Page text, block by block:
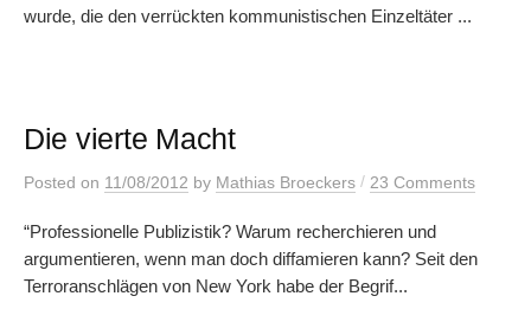
wurde, die den verrückten kommunistischen Einzeltäter ...
Die vierte Macht
Posted on 11/08/2012 by Mathias Broeckers / 23 Comments
“Professionelle Publizistik? Warum recherchieren und
argumentieren, wenn man doch diffamieren kann? Seit den
Terroranschlägen von New York habe der Begrif...